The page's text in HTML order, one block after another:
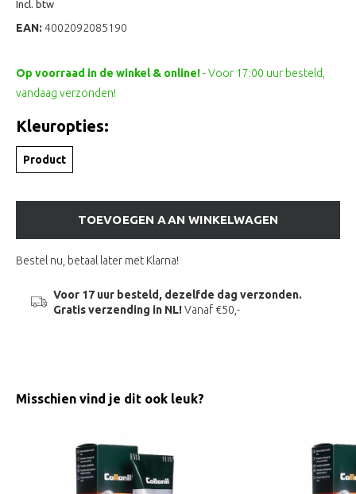
Incl. btw
EAN: 4002092085190
Op voorraad in de winkel & online!- Voor 17:00 uur besteld,
vandaag verzonden!
Kleuropties:
Product
TOEVOEGEN AAN WINKELWAGEN
Bestel nu, betaal later met Klarna!
Voor 17 uur besteld, dezelfde dag verzonden.
Gratis verzending in NL!Vanaf €50,-
Misschien vind je dit ook leuk?